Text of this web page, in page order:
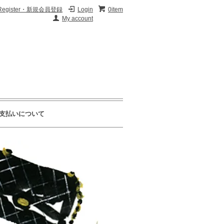
0item
Login
・新規会員登録
My account
払いについて